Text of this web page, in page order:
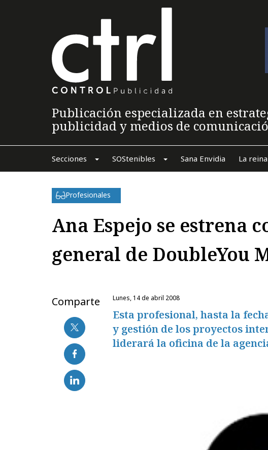
Publicación especializada en
publicidad y medios de
Secciones SOStenibles Sana Envidia La
Profesionales
Ana Espejo se estrena
general de DoubleYou
Comparte lunes, 14 de abril 2008
Esta profesional, hasta la
y gestión de los proyectos
liderará la oficina de la